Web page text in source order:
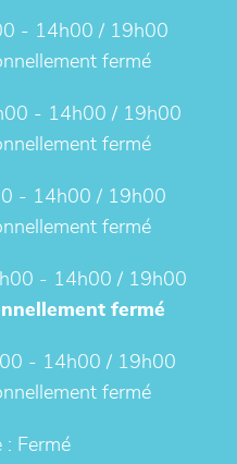
- 14h00 / 19h00
fermé
- 14h00 / 19h00
fermé
- 14h00 / 19h00
fermé
- 14h00 / 19h00
fermé
- 14h00 / 19h00
fermé
: Fermé